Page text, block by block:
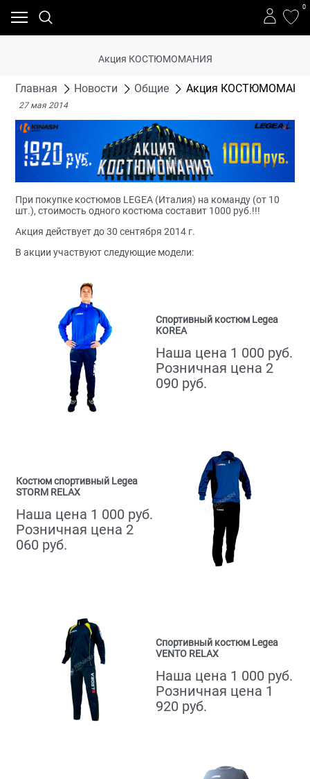
0
Акция КОСТЮМОМАНИЯ
Главная Новости Общие Акция
27 мая 2014
При покупке костюмов LEGEA (Италия) на команду (от 10
шт.), стоимость одного костюма составит 1000 руб.!!!
Акция действует до 30 сентября 2014 г.
В акции участвуют следующие модели:
Спортивный костюм Legea
KOREA
Наша цена 1 000 руб.
Розничная цена 2
090 руб.
Костюм спортивный Legea
STORM RELAX
Наша цена 1 000 руб.
Розничная цена 2
060 руб.
Спортивный костюм Legea
VENTO RELAX
Наша цена 1 000 руб.
Розничная цена 1
920 руб.